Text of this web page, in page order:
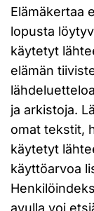
Elämäkertaa
lopusta
käytetyt
elämän
ja arkistoja.
omat tekstit,
käytetyt
käyttöarvoa
avulla voi